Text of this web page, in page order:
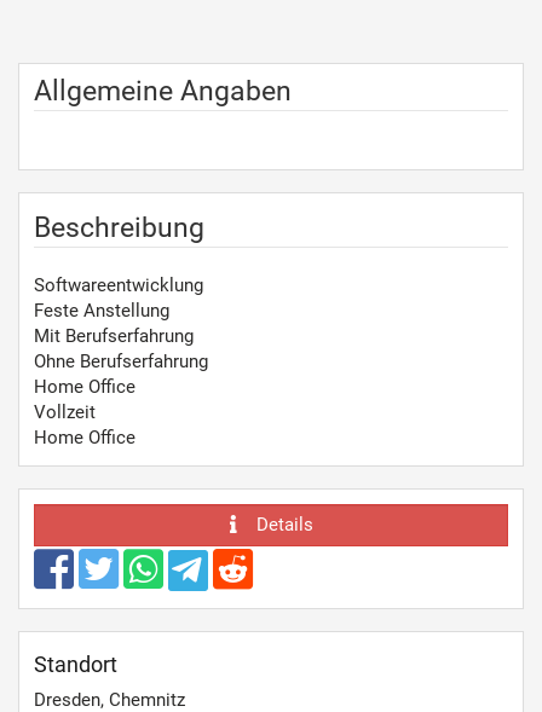
Allgemeine Angaben
Beschreibung
Softwareentwicklung
Feste Anstellung
Mit Berufserfahrung
Ohne Berufserfahrung
Home Office
Vollzeit
Home Office
Details
Standort
Dresden, Chemnitz